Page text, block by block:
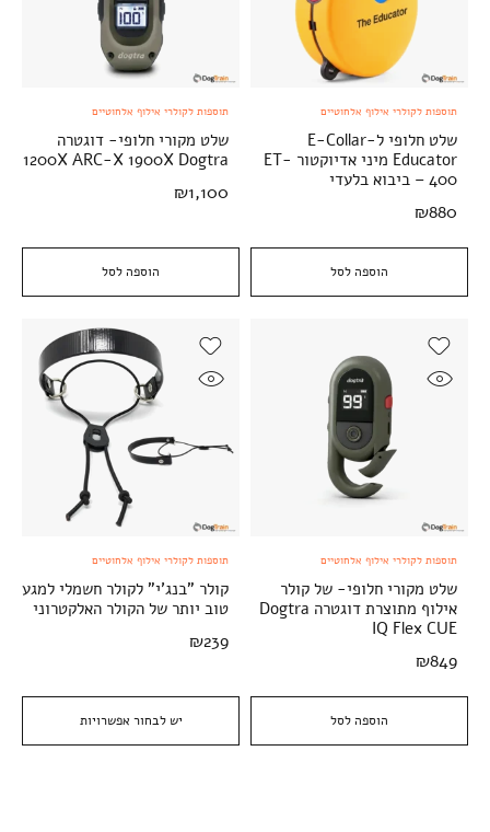
הוספה לסל
תוספות לקולרי אילוף אלחוטיים
שלט חלופי ל-E-Collar
Educator מיני אדיוקטור ET-
400 – ביבוא בלעדי
₪880
הוספה לסל
תוספות לקולרי אילוף אלחוטיים
שלט מקורי חלופי- דוגטרה
1200X ARC-X 1900X Dogtra
₪1,100
הוספה לסל
תוספות לקולרי אילוף אלחוטיים
שלט מקורי חלופי- של קולר
אילוף מתוצרת דוגטרה Dogtra
IQ Flex CUE
₪849
יש לבחור אפשרויות
תוספות לקולרי אילוף אלחוטיים
קולר "בנג'י" לקולר חשמלי למגע
טוב יותר של הקולר האלקטרוני
₪239